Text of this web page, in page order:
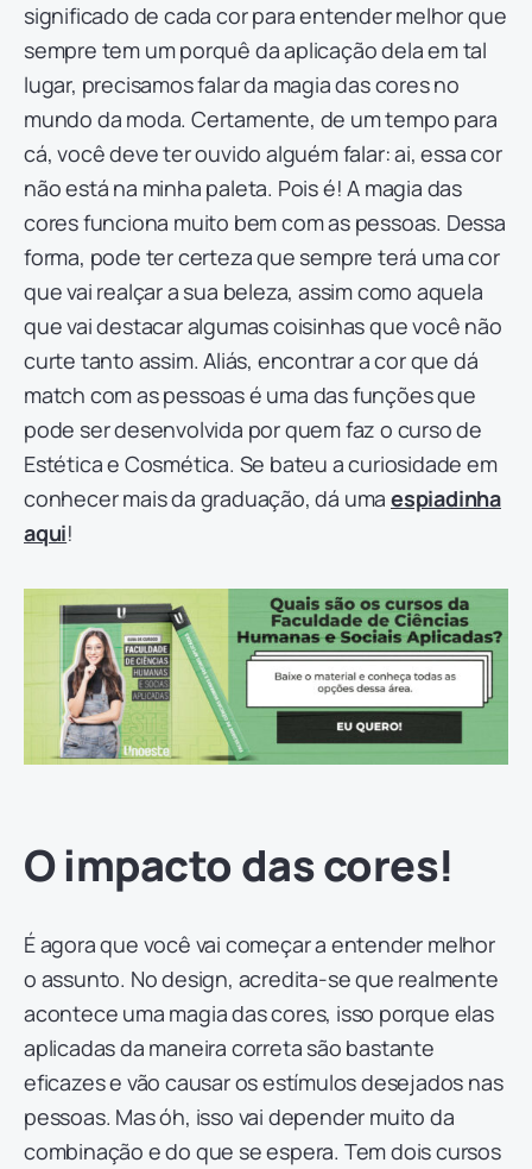
significado de cada cor para entender melhor que
sempre tem um porquê da aplicação dela em tal
lugar, precisamos falar da magia das cores no
mundo da moda. Certamente, de um tempo para
cá, você deve ter ouvido alguém falar: ai, essa cor
não está na minha paleta. Pois é! A magia das
cores funciona muito bem com as pessoas. Dessa
forma, pode ter certeza que sempre terá uma cor
que vai realçar a sua beleza, assim como aquela
que vai destacar algumas coisinhas que você não
curte tanto assim. Aliás, encontrar a cor que dá
match com as pessoas é uma das funções que
pode ser desenvolvida por quem faz o curso de
Estética e Cosmética. Se bateu a curiosidade em
conhecer mais da graduação, dá uma espiadinha
aqui!
O impacto das cores!
É agora que você vai começar a entender melhor
o assunto. No design, acredita-se que realmente
acontece uma magia das cores, isso porque elas
aplicadas da maneira correta são bastante
eficazes e vão causar os estímulos desejados nas
pessoas. Mas óh, isso vai depender muito da
combinação e do que se espera. Tem dois cursos